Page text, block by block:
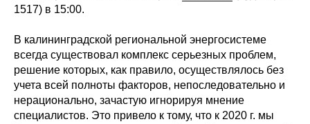
Редакционная этика
Информация для авторов
Общие требования
1517) в 15:00.
В калининградской региональной энергосистеме
всегда существовал комплекс серьезных проблем,
решение которых, как правило, осуществлялось без
учета всей полноты факторов, непоследовательно и
нерационально, зачастую игнорируя мнение
специалистов. Это привело к тому, что к 2020 г. мы